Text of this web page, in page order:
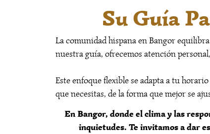
Su Guía
La comunidad hispana en Bangor
nuestra guía, ofrecemos atención
Este enfoque flexible se adapta a tu
que necesitas, de la forma que mejor se
En Bangor, donde el clima y las
inquietudes. Te invitamos a dar